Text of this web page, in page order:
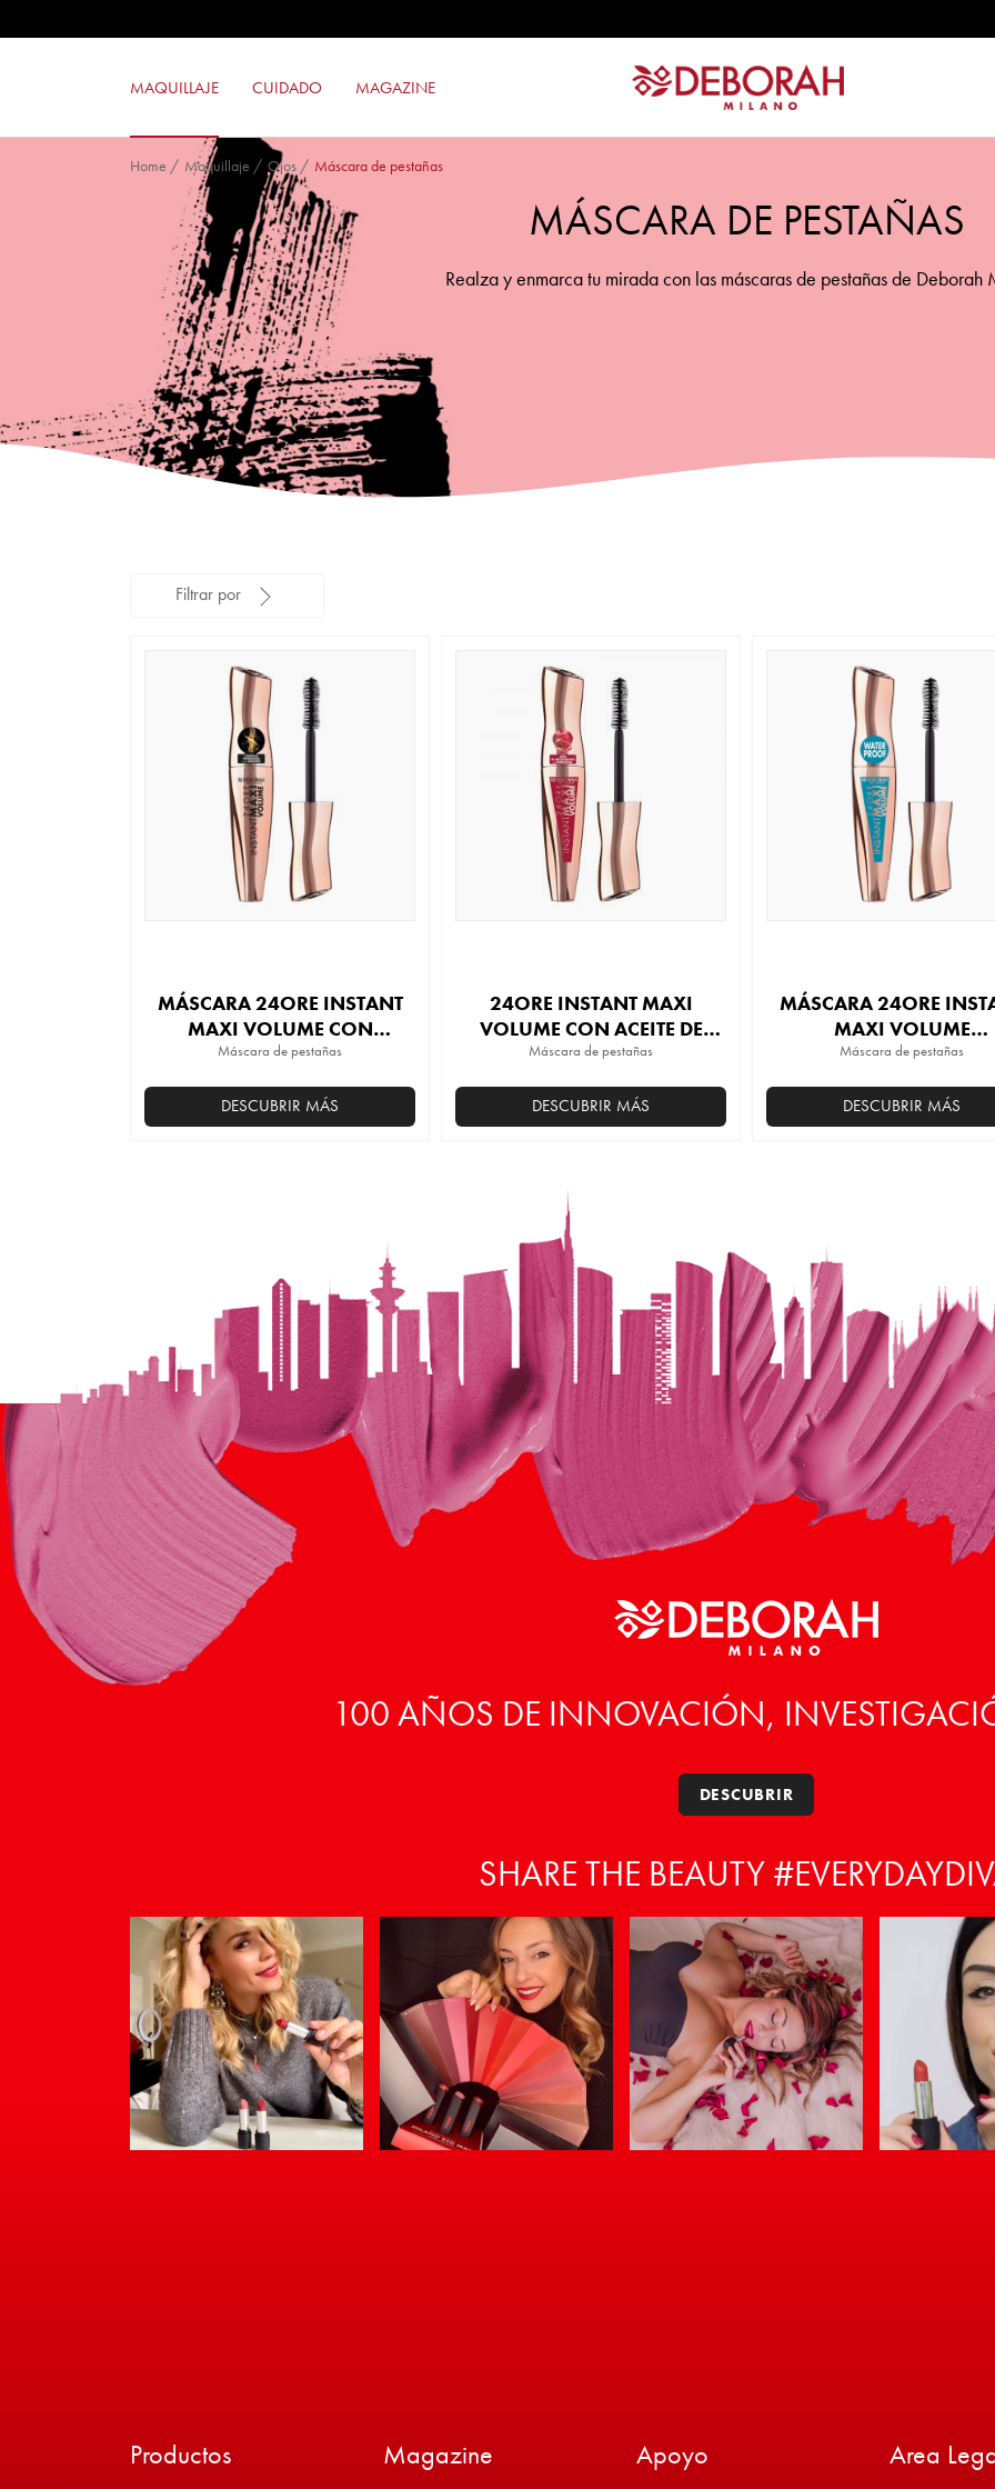
MAQUILLAJE CUIDADO MAGAZINE
BARRA DE LABIOS MILANO RED
Home / Maquillaje / Ojos/ Máscara de pestañas
MÁSCARA DE PESTAÑAS
Realza y enmarca tu mirada con las máscaras de pestañas de Deborah
Filtrar por
MÁSCARA 24ORE INSTANT
MAXI VOLUME CON
CERAMIDAS
Máscara de pestañas
DESCUBRIR MÁS
24ORE INSTANT MAXI
VOLUME CON ACEITE DE
GRANADA
Máscara de pestañas
DESCUBRIR MÁS
MÁSCARA 24ORE
MAXI VOLUME
WATERPROOF
Máscara de pestañas
DESCUBRIR MÁS
100 AÑOS DE INNOVACIÓN,
DESCUBRIR
SHARE THE BEAUTY
Productos Magazine Apoyo Area